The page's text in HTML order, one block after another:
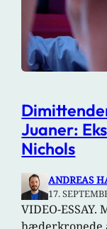
Juaner:
Nichols
ANDREAS
17.
VIDEO-